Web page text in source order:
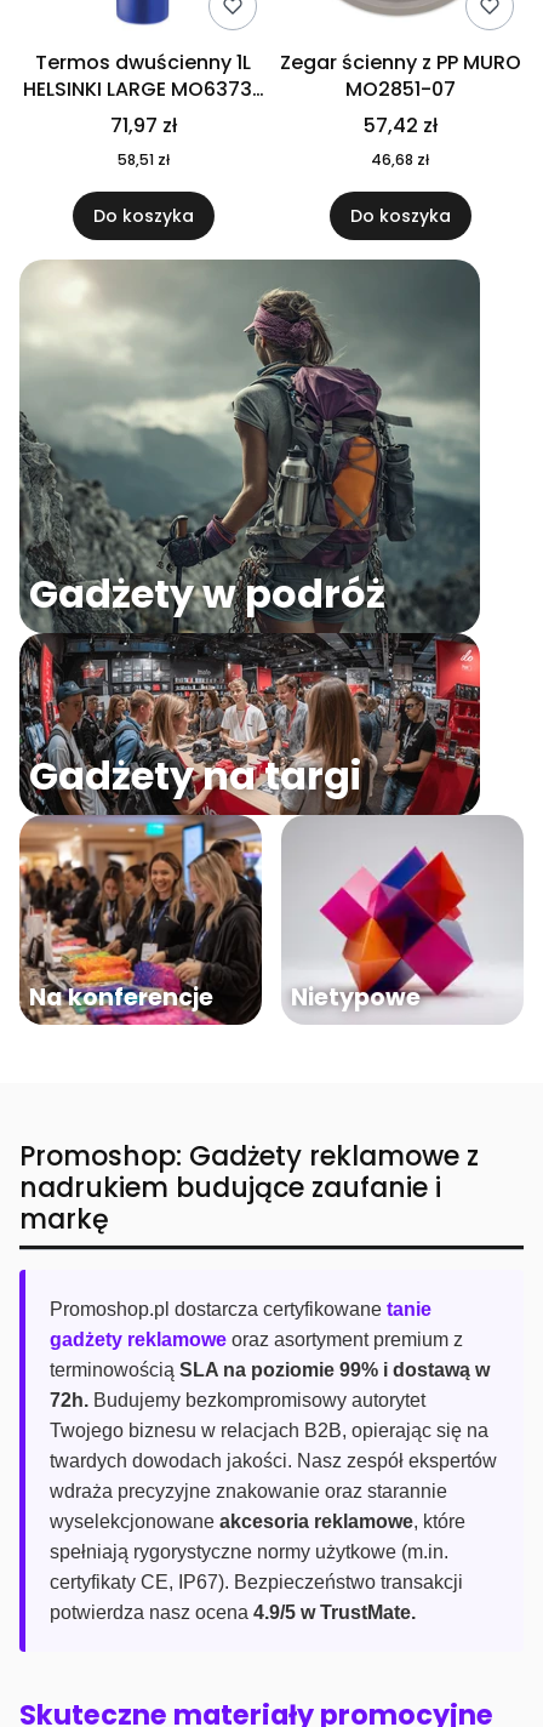
Termos dwuścienny 1L
HELSINKI LARGE MO6373-
04
71,97 zł
58,51 zł
Do koszyka
Zegar ścienny z PP MURO
MO2851-07
57,42 zł
46,68 zł
Do koszyka
Gadżety w podróż
Gadżety na targi
Na konferencje Nietypowe
Promoshop: Gadżety reklamowe z
nadrukiem budujące zaufanie i
markę
Promoshop.pl dostarcza certyfikowane tanie
gadżety reklamowe oraz asortyment premium z
terminowością SLA na poziomie 99% i dostawą w
72h. Budujemy bezkompromisowy autorytet
Twojego biznesu w relacjach B2B, opierając się na
twardych dowodach jakości. Nasz zespół ekspertów
wdraża precyzyjne znakowanie oraz starannie
wyselekcjonowane akcesoria reklamowe, które
spełniają rygorystyczne normy użytkowe (m.in.
certyfikaty CE, IP67). Bezpieczeństwo transakcji
potwierdza nasz ocena 4.9/5 w TrustMate.
Skuteczne materiały promocyjne